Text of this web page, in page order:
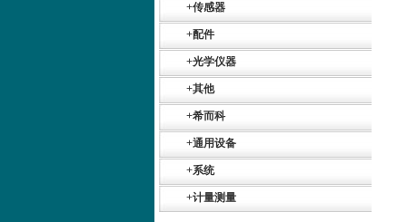
+传感器
+配件
+光学仪器
+其他
+希而科
+通用设备
+系统
+计量测量
ZIGOR